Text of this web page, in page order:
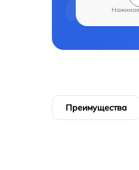
Нажимая
Преимущества